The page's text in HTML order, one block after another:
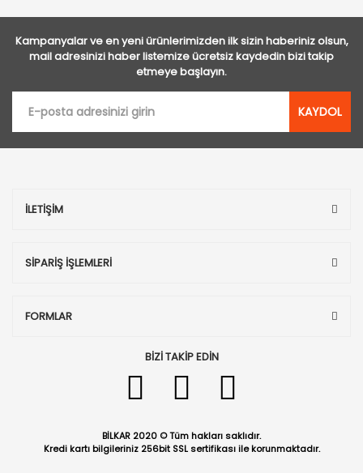
Kampanyalar ve en yeni ürünlerimizden ilk sizin haberiniz olsun,
mail adresinizi haber listemize ücretsiz kaydedin bizi takip
etmeye başlayın.
KAYDOL
İLETİŞİM
SİPARİŞ İŞLEMLERİ
FORMLAR
BİZİ TAKİP EDİN
BİLKAR 2020 © Tüm hakları saklıdır.
Kredi kartı bilgileriniz 256bit SSL sertifikası ile korunmaktadır.